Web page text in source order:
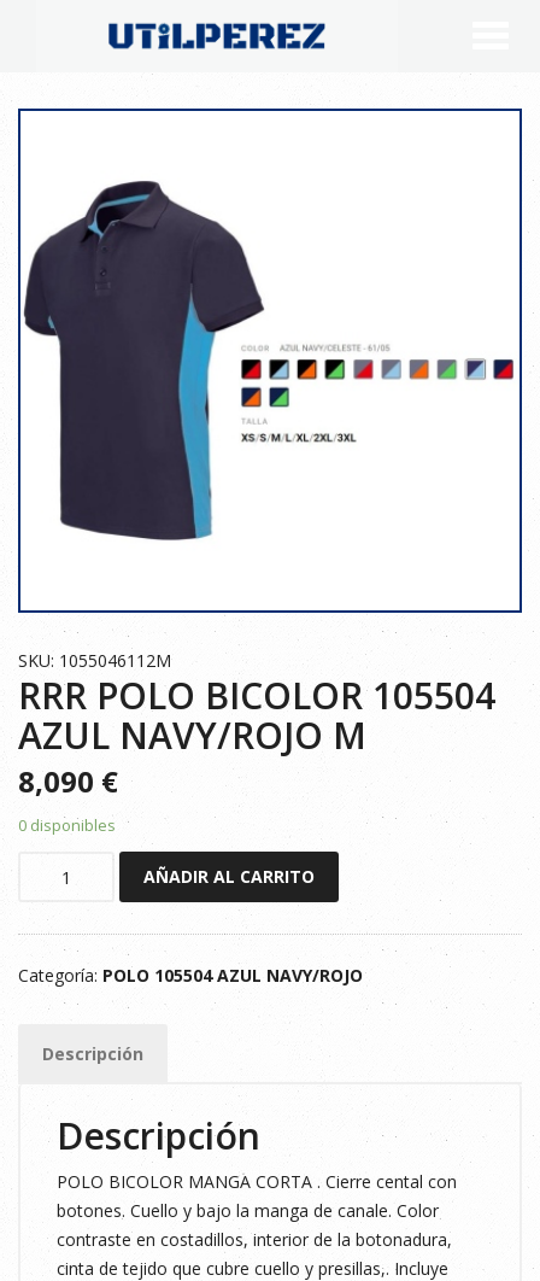
SKU: 1055046112M
RRR POLO BICOLOR 105504
AZUL NAVY/ROJO M
8,090 €
0 disponibles
BICOLOR
105504
AZUL
NAVY/ROJO
cantidad
AÑADIR AL CARRITO
Categoría: POLO 105504 AZUL NAVY/ROJO
Descripción
Descripción
POLO BICOLOR MANGA CORTA . Cierre cental con
botones. Cuello y bajo la manga de canale. Color
contraste en costadillos, interior de la botonadura,
cinta de tejido que cubre cuello y presillas,. Incluye